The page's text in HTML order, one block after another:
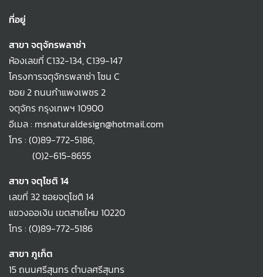
ที่อยู่
สาขา จตุจักรพลาซ่า
ห้องเลขที่ C132-134, C139-147
โครงการจตุจักรพลาซ่า โซน C
ซอย 2 ถนนกำแพงเพชร 2
จตุจักร กรุงเทพฯ 10900
อีเมล : msnaturaldesign@hotmail.com
โทร : (0)89-772-5186,
(0)2-615-8655
สาขา จตุโชติ 14
เลขที่ 32 ซอยจตุโชติ 14
แขวงออเงิน เขตสายไหม 10220
โทร : (0)89-772-5186
สาขา ภูเก็ต
15 ถนนศรีสุนทร ตำบลศรีสุนทร